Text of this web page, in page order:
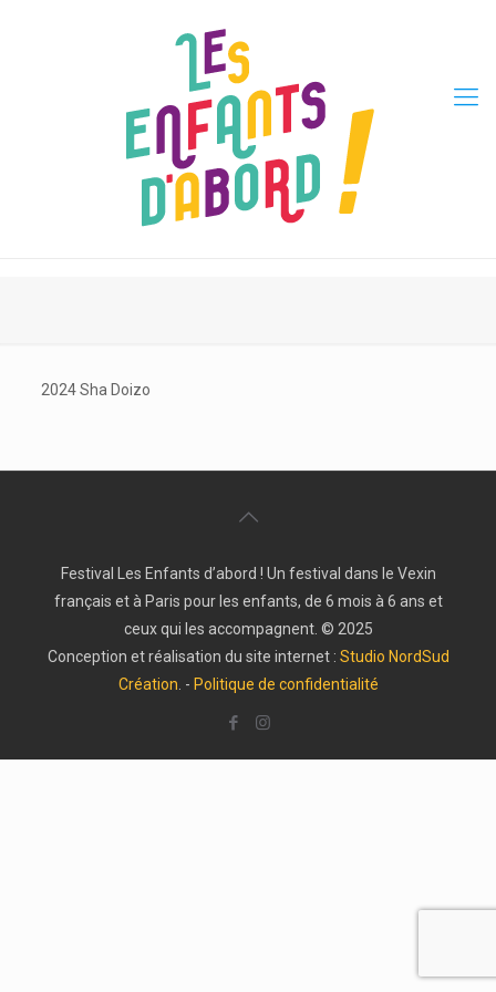
2024 Sha Doizo
Festival Les Enfants d’abord ! Un festival dans le Vexin
français et à Paris pour les enfants, de 6 mois à 6 ans et
ceux qui les accompagnent. © 2025
Conception et réalisation du site internet : Studio NordSud
Création . - Politique de confidentialité